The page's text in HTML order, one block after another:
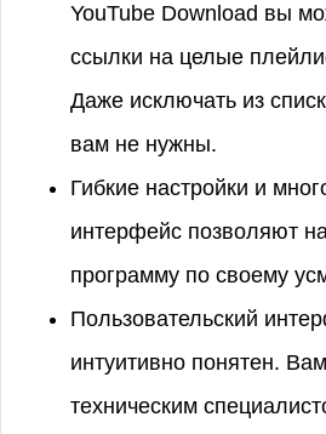
YouTube Download вы
ссылки на целые
Даже исключать из
вам не нужны.
Гибкие настройки и
интерфейс позволяют
программу по своему
Пользовательский
интуитивно понятен.
техническим